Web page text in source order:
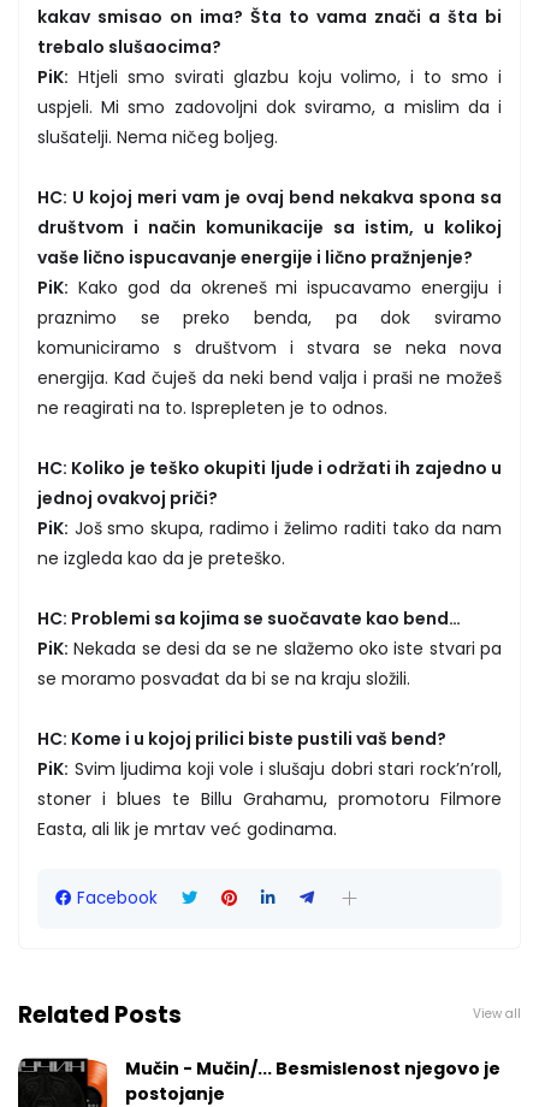
kakav smisao on ima? Šta to vama znači a šta bi
trebalo slušaocima?
PiK: Htjeli smo svirati glazbu koju volimo, i to smo i
uspjeli. Mi smo zadovoljni dok sviramo, a mislim da i
slušatelji. Nema ničeg boljeg.
HC: U kojoj meri vam je ovaj bend nekakva spona sa
društvom i način komunikacije sa istim, u kolikoj
vaše lično ispucavanje energije i lično pražnjenje?
PiK: Kako god da okreneš mi ispucavamo energiju i
praznimo se preko benda, pa dok sviramo
komuniciramo s društvom i stvara se neka nova
energija. Kad čuješ da neki bend valja i praši ne možeš
ne reagirati na to. Isprepleten je to odnos.
HC: Koliko je teško okupiti ljude i održati ih zajedno u
jednoj ovakvoj priči?
PiK: Još smo skupa, radimo i želimo raditi tako da nam
ne izgleda kao da je preteško.
HC: Problemi sa kojima se suočavate kao bend…
PiK: Nekada se desi da se ne slažemo oko iste stvari pa
se moramo posvađat da bi se na kraju složili.
HC: Kome i u kojoj prilici biste pustili vaš bend?
PiK: Svim ljudima koji vole i slušaju dobri stari rock’n’roll,
stoner i blues te Billu Grahamu, promotoru Filmore
Easta, ali lik je mrtav već godinama.
Facebook
Related Posts View all
Mučin - Mučin/... Besmislenost njegovo je
postojanje